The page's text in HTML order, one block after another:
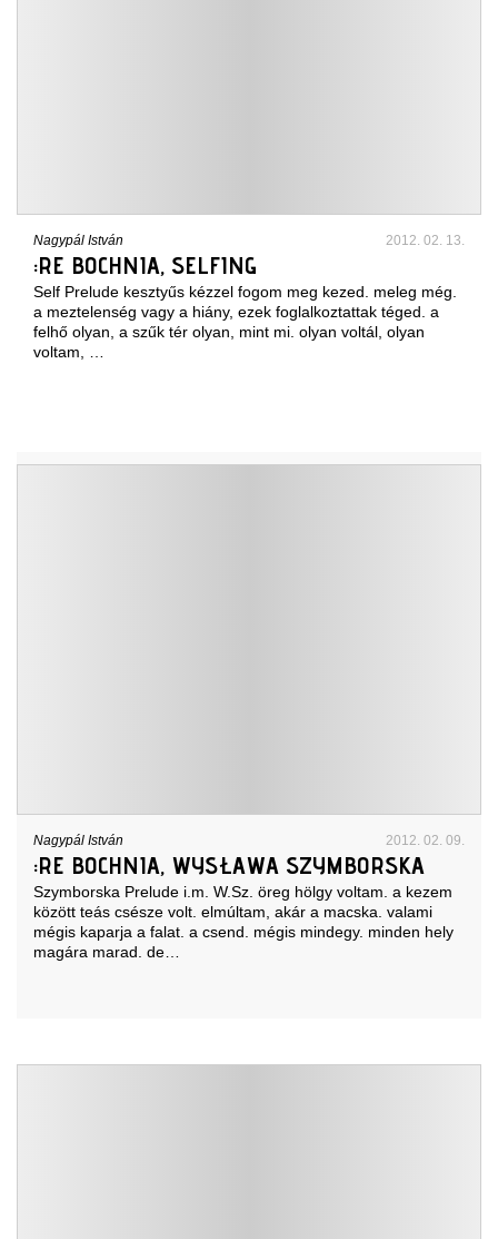
Nagypál István 2012. 02. 13.
:RE BOCHNIA, SELFING
Self Prelude kesztyűs kézzel fogom meg kezed. meleg még.
a meztelenség vagy a hiány, ezek foglalkoztattak téged. a
felhő olyan, a szűk tér olyan, mint mi. olyan voltál, olyan
voltam, …
Nagypál István 2012. 02. 09.
:RE BOCHNIA, WYSŁAWA SZYMBORSKA
Szymborska Prelude i.m. W.Sz. öreg hölgy voltam. a kezem
között teás csésze volt. elmúltam, akár a macska. valami
mégis kaparja a falat. a csend. mégis mindegy. minden hely
magára marad. de…